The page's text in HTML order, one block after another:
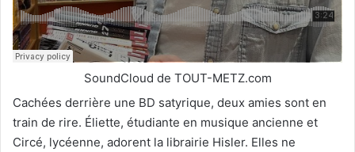
SoundCloud de TOUT-METZ.com
Cachées derrière une BD satyrique, deux amies sont en
train de rire. Éliette, étudiante en musique ancienne et
Circé, lycéenne, adorent la librairie Hisler. Elles ne